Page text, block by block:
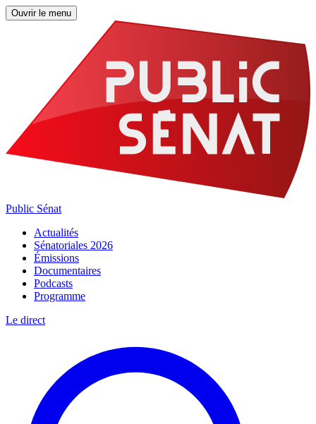
Ouvrir le menu
Public Sénat
Actualités
Sénatoriales 2026
Émissions
Documentaires
Podcasts
Programme
Le direct